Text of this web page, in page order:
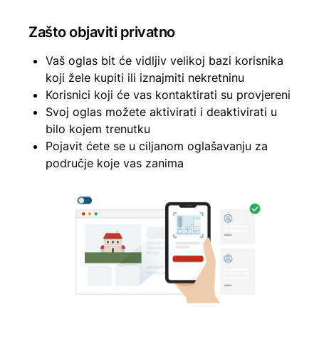
Zašto objaviti privatno
Vaš oglas bit će vidljiv velikoj bazi korisnika
koji žele kupiti ili iznajmiti nekretninu
Korisnici koji će vas kontaktirati su provjereni
Svoj oglas možete aktivirati i deaktivirati u
bilo kojem trenutku
Pojavit ćete se u ciljanom oglašavanju za
područje koje vas zanima